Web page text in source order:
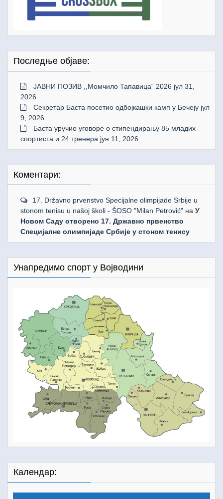
Последње објаве:
ЈАВНИ ПОЗИВ ,,Момчило Тапавица“ 2026 јул 31,
2026
Секретар Баста посетио одбојкашки камп у Бечеју јул
9, 2026
Баста уручио уговоре о стипендирању 85 младих
спортиста и 24 тренера јун 11, 2026
Коментари:
17. Državno prvenstvo Specijalne olimpijade Srbije u
stonom tenisu u našoj školi - ŠOSO "Milan Petrović" на У
Новом Саду отворено 17. Државно првенство
Специјалне олимпијаде Србије у стоном тенису
Унапредимо спорт у Војводини
Календар: